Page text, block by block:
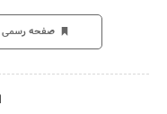
صفحه رسمی